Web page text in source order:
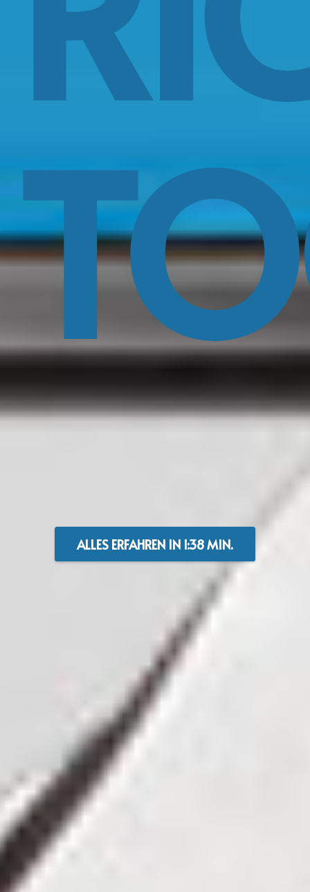
ALLES ERFAHREN IN 1:38 MIN.